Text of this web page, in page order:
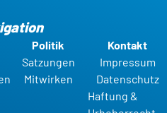
Politik
Satzungen
Mitwirken
Kontakt
Impressum
Datenschutz
Haftung &